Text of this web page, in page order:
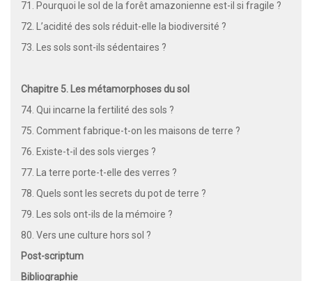
71. Pourquoi le sol de la forêt amazonienne est-il si fragile ?
72. L’acidité des sols réduit-elle la biodiversité ?
73. Les sols sont-ils sédentaires ?
Chapitre 5. Les métamorphoses du sol
74. Qui incarne la fertilité des sols ?
75. Comment fabrique-t-on les maisons de terre ?
76. Existe-t-il des sols vierges ?
77. La terre porte-t-elle des verres ?
78. Quels sont les secrets du pot de terre ?
79. Les sols ont-ils de la mémoire ?
80. Vers une culture hors sol ?
Post-scriptum
Bibliographie